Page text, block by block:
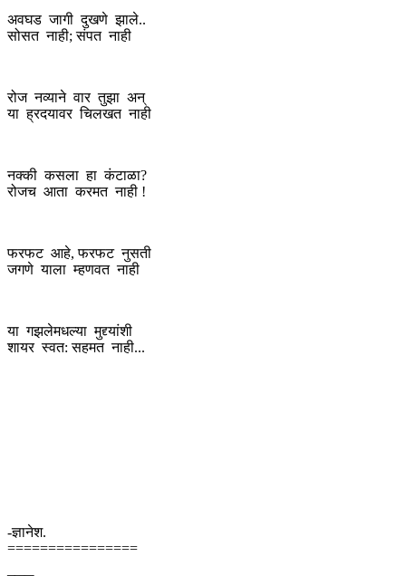
अवघड जागी दुखणे झाले..
सोसत नाही; संपत नाही
रोज नव्याने वार तुझा अन्
या ह्रदयावर चिलखत नाही
नक्की कसला हा कंटाळा?
रोजच आता करमत नाही !
फरफट आहे, फरफट नुसती
जगणे याला म्हणवत नाही
या गझलेमधल्या मुद्द्यांशी
शायर स्वत: सहमत नाही...
-ज्ञानेश.
================